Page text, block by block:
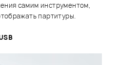
самим инструментом,
партитуры.